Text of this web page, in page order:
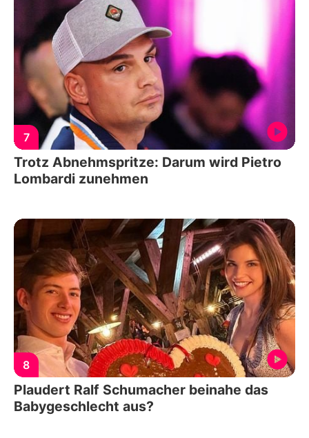
7
Trotz Abnehmspritze: Darum wird Pietro
Lombardi zunehmen
8
Plaudert Ralf Schumacher beinahe das
Babygeschlecht aus?